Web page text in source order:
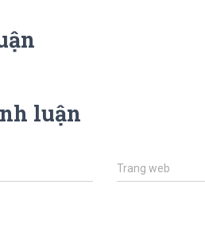
luận
Trang web